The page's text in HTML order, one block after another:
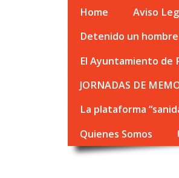
Home Aviso
Detenido un
El Ayuntamiento de
JORNADAS DE
La plataforma
Quienes Somos